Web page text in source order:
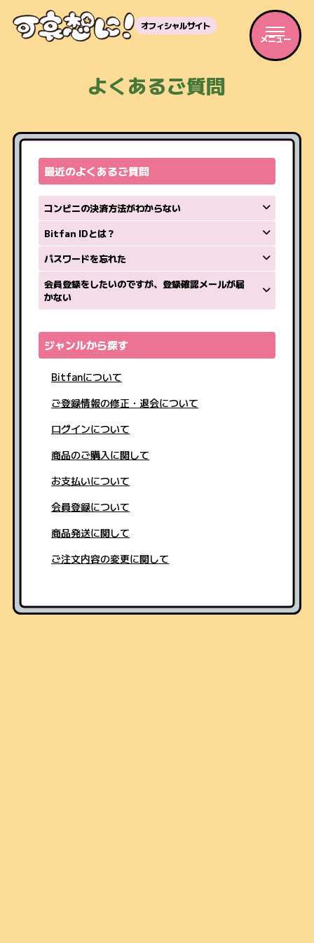
オフィシャルサイト
メニュー
よくあるご質問
最近のよくあるご質問
コンビニの決済方法がわからない
Bitfan IDとは？
パスワードを忘れた
会員登録をしたいのですが、登録確認メールが届
かない
ジャンルから探す
Bitfanについて
ご登録情報の修正・退会について
ログインについて
商品のご購入に関して
お支払いについて
会員登録について
商品発送に関して
ご注文内容の変更に関して